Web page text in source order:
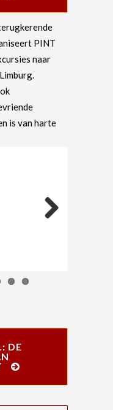
PINT
naar
is van harte
DE